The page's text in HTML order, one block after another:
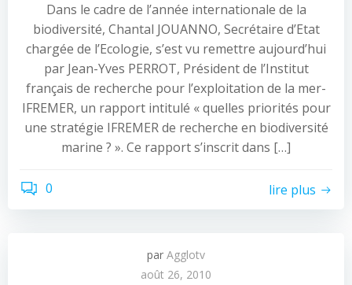
Dans le cadre de l’année internationale de la
biodiversité, Chantal JOUANNO, Secrétaire d’Etat
chargée de l’Ecologie, s’est vu remettre aujourd’hui
par Jean-Yves PERROT, Président de l’Institut
français de recherche pour l’exploitation de la mer-
IFREMER, un rapport intitulé « quelles priorités pour
une stratégie IFREMER de recherche en biodiversité
marine ? ». Ce rapport s’inscrit dans […]
0 lire plus
par Agglotv
août 26, 2010